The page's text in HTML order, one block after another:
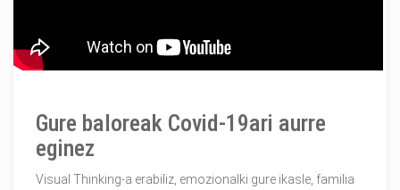
Gure baloreak Covid-19ari aurre
eginez
Visual Thinking-a erabiliz, emozionalki gure ikasle, familia